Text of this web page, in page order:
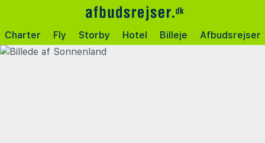
Charter Fly Storby Hotel Billeje Afbudsrejser